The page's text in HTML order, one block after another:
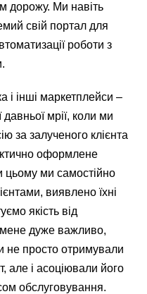
дорожу. Ми навіть
свій портал для
роботи з
і інші маркетплейси –
давньої мрії, коли ми
за залученого клієнта
оформлене
цьому ми самостійно
виявлено їхні
якість від
дуже важливо,
не просто отримували
але і асоціювали його
обслуговування.